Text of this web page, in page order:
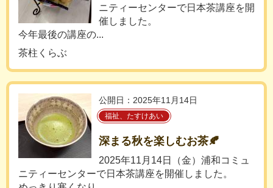
ニティーセンターで日本茶講座を開
催しました。
今年最後の講座の...
茶柱くらぶ
公開日：2025年11月14日
福祉、たすけあい
深まる秋を楽しむお茶🍂
2025年11月14日（金）浦和コミュ
ニティーセンターで日本茶講座を開催しました。